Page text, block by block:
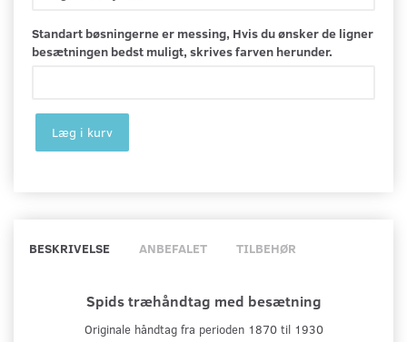
Standart bøsningerne er messing, Hvis du ønsker de ligner
besætningen bedst muligt, skrives farven herunder.
Læg i kurv
BESKRIVELSE ANBEFALET TILBEHØR
Spids træhåndtag med besætning
Originale håndtag fra perioden 1870 til 1930